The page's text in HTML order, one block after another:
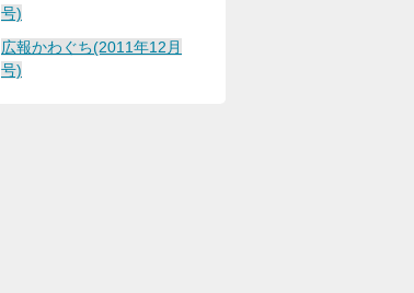
号)
広報かわぐち(2011年12月
号)